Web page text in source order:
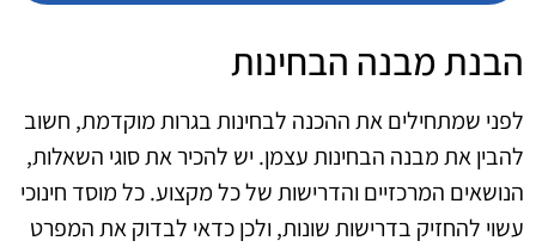
הבנת מבנה הבחינות
לפני שמתחילים את ההכנה לבחינות בגרות מוקדמת, חשוב
להבין את מבנה הבחינות עצמן. יש להכיר את סוגי השאלות,
הנושאים המרכזיים והדרישות של כל מקצוע. כל מוסד חינוכי
עשוי להחזיק בדרישות שונות, ולכן כדאי לבדוק את המפרט